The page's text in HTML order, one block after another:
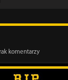
komentarzy